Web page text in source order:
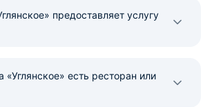
предоставляет услугу
«Углянское» есть ресторан или